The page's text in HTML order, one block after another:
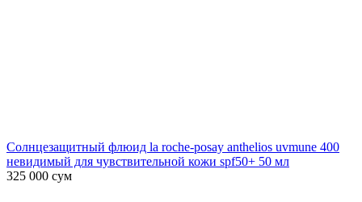
Солнцезащитный флюид la roche-posay anthelios uvmune 400
невидимый для чувствительной кожи spf50+ 50 мл
325 000 сум